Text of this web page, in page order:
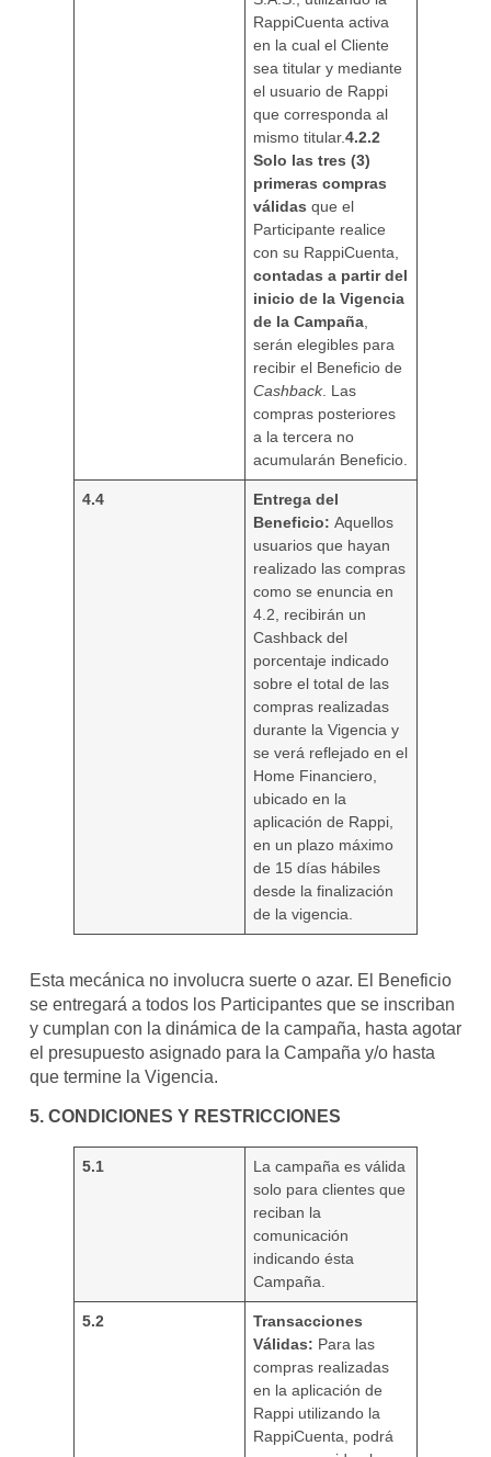
RappiCuenta activa
en la cual el Cliente
sea titular y mediante
el usuario de Rappi
que corresponda al
mismo titular.4.2.2
Solo las tres (3)
primeras compras
válidas que el
Participante realice
con su RappiCuenta,
contadas a partir del
inicio de la Vigencia
de la Campaña
serán elegibles para
recibir el Beneficio de
Cashback. Las
compras posteriores
a la tercera no
acumularán Beneficio.
4.4
Entrega del
Beneficio:Aquellos
usuarios que hayan
realizado las compras
como se enuncia en
4.2, recibirán un
Cashback del
porcentaje indicado
sobre el total de las
compras realizadas
durante la Vigencia y
se verá reflejado en el
Home Financiero,
ubicado en la
aplicación de Rappi,
en un plazo máximo
de 15 días hábiles
desde la finalización
de la vigencia.
Esta mecánica no involucra suerte o azar. El Beneficio
se entregará a todos los Participantes que se inscriban
y cumplan con la dinámica de la campaña, hasta agotar
el presupuesto asignado para la Campaña y/o hasta
que termine la Vigencia.
5. CONDICIONES Y RESTRICCIONES
5.1
La campaña es válida
solo para clientes que
reciban la
comunicación
indicando ésta
Campaña.
5.2
Transacciones
Válidas: Para las
compras realizadas
en la aplicación de
Rappi utilizando la
RappiCuenta, podrá